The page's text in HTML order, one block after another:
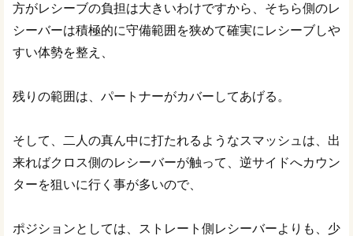
方がレシーブの負担は大きいわけですから、そちら側のレ
シーバーは積極的に守備範囲を狭めて確実にレシーブしや
すい体勢を整え、
残りの範囲は、パートナーがカバーしてあげる。
そして、二人の真ん中に打たれるようなスマッシュは、出
来ればクロス側のレシーバーが触って、逆サイドへカウン
ターを狙いに行く事が多いので、
ポジションとしては、ストレート側レシーバーよりも、少